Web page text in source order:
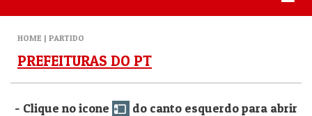
HOME | PARTIDO
PREFEITURAS DO PT
- Clique no icone
do canto esquerdo para abrir